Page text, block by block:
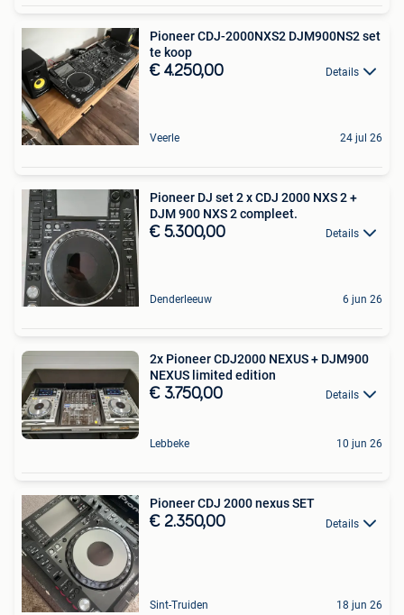
Pioneer CDJ-2000NXS2 DJM900NS2 set
te koop
€ 4.250,00 Details
Veerle 24 jul 26
Pioneer DJ set 2 x CDJ 2000 NXS 2 +
DJM 900 NXS 2 compleet.
€ 5.300,00 Details
Denderleeuw 6 jun 26
2x Pioneer CDJ2000 NEXUS + DJM900
NEXUS limited edition
€ 3.750,00 Details
Lebbeke 10 jun 26
Pioneer CDJ 2000 nexus SET
€ 2.350,00 Details
Sint-Truiden 18 jun 26